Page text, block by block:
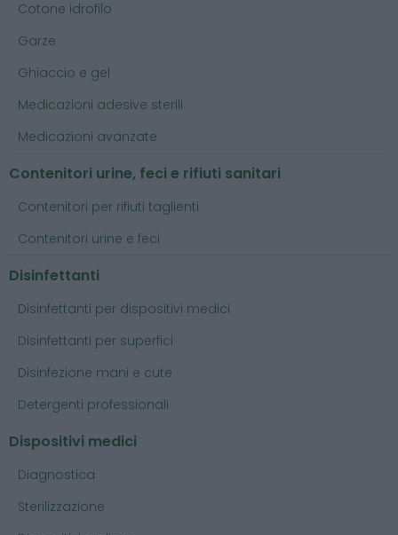
Cotone idrofilo
Garze
Ghiaccio e gel
Medicazioni adesive sterili
Medicazioni avanzate
Contenitori urine, feci e rifiuti sanitari
Contenitori per rifiuti taglienti
Contenitori urine e feci
Disinfettanti
Disinfettanti per dispositivi medici
Disinfettanti per superfici
Disinfezione mani e cute
Detergenti professionali
Dispositivi medici
Diagnostica
Sterilizzazione